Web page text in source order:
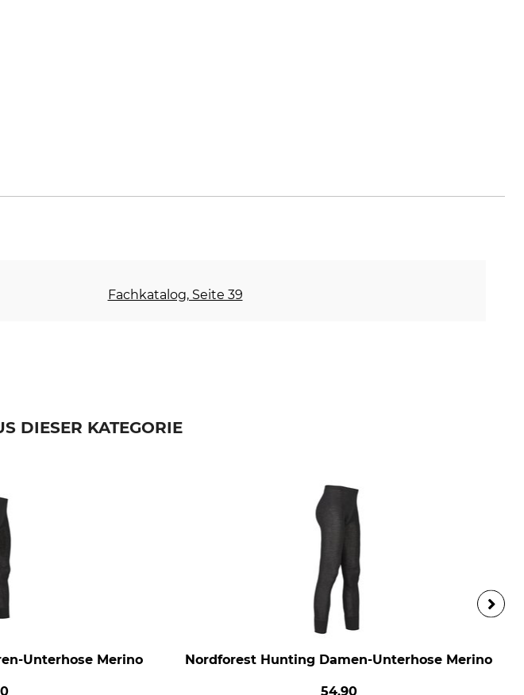
Fachkatalog, Seite 39
DIESER KATEGORIE
Unterhose Merino Nordforest Hunting Damen-Unterhose Merino
54,90